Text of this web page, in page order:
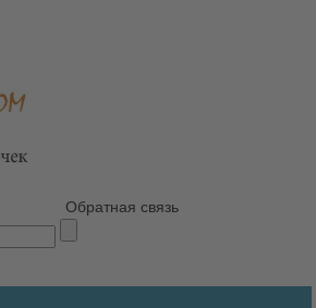
Обратная связь